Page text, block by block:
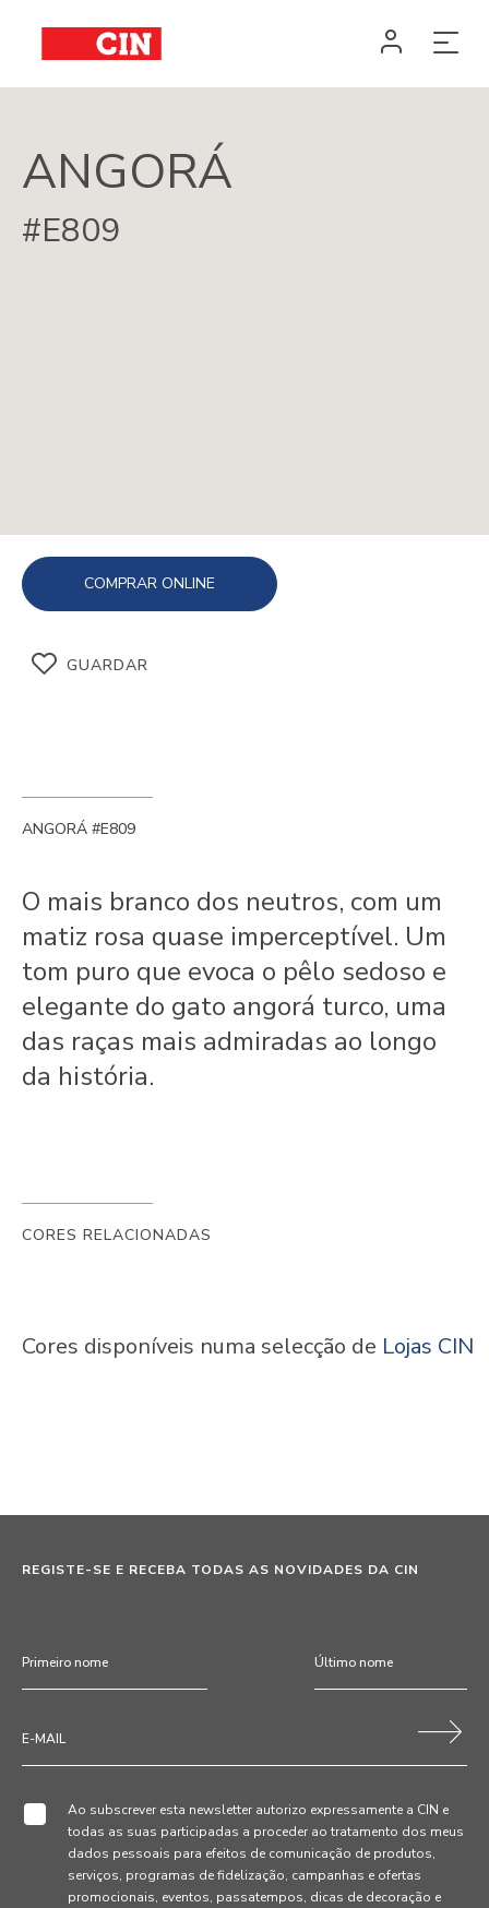
ANGORÁ
#E809
COMPRAR ONLINE
GUARDAR
ANGORÁ #E809
O mais branco dos neutros, com um
matiz rosa quase imperceptível. Um
tom puro que evoca o pêlo sedoso e
elegante do gato angorá turco, uma
das raças mais admiradas ao longo
da história.
CORES RELACIONADAS
Cores disponíveis numa selecção de Lojas CIN
REGISTE-SE E RECEBA TODAS AS NOVIDADES DA CIN
Ao subscrever esta newsletter autorizo expressamente a CIN e
todas as suas participadas a proceder ao tratamento dos meus
dados pessoais para efeitos de comunicação de produtos,
serviços, programas de fidelização, campanhas e ofertas
promocionais, eventos, passatempos, dicas de decoração e